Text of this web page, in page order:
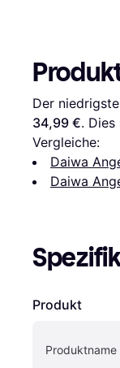
Der
34,99 €.
Vergleiche:
Daiwa
Daiwa
Produkt
Produktname